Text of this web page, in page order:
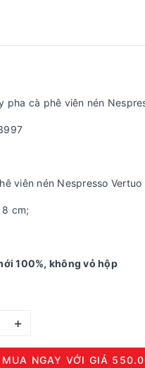
pha cà phê viên nén
viên nén Nespresso Vertuo
cm;
100%, không vỏ hộp
+
MUA NGAY VỚI GIÁ